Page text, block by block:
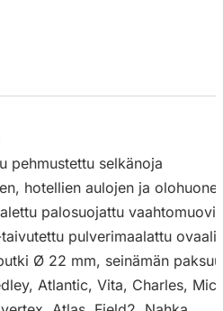
pehmustettu selkänoja
hotellien aulojen ja
palosuojattu
pulverimaalattu
Ø 22 mm, seinämän
Atlantic, Vita, Charles,